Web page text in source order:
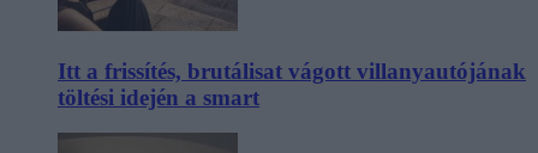
Itt a frissítés, brutálisat vágott villanyautójának
töltési idején a smart